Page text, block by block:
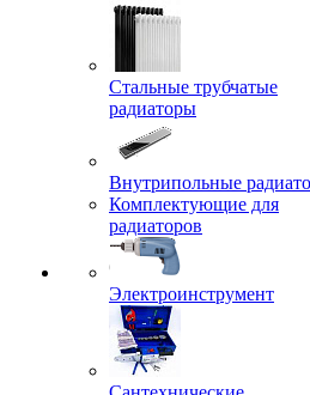
Стальные трубчатые
радиаторы
Внутрипольные
Комплектующие для
радиаторов
Электроинструмент